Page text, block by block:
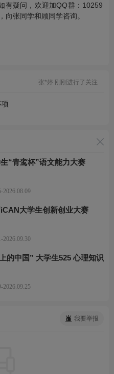
有疑问，欢迎加QQ群：10259
向张同学和顾同学咨询。
张*婷 刚刚进行了关注
余*铭 刚刚完成了报名
王*竹 刚刚完成了报名
孙*炜 刚刚完成了报名
陈* 刚刚进行了关注
“青鸾杯”语文能力大赛
2026.08.09
大学生创新创业大赛
2026.09.30
的中国” 大学生525 心理知识
2026.09.25
我要举报